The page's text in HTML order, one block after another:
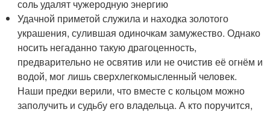
соль удалят чужеродную энергию
Удачной приметой служила и находка золотого
украшения, сулившая одиночкам замужество. Однако
носить негаданно такую драгоценность,
предварительно не освятив или не очистив её огнём и
водой, мог лишь сверхлегкомысленный человек.
Наши предки верили, что вместе с кольцом можно
заполучить и судьбу его владельца. А кто поручится,